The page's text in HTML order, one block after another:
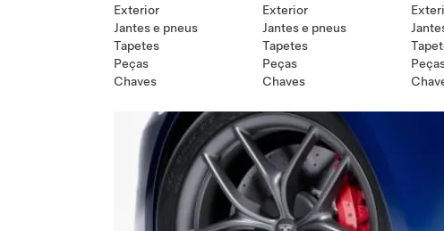
Exterior
Jantes e pneus
Tapetes
Peças
Chaves
Exterior
Jantes e pneus
Tapetes
Peças
Chaves